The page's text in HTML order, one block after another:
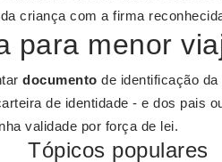
criança com a firma
para menor
documento de identificação
de identidade - e dos pais
validade por força de lei.
Tópicos populares